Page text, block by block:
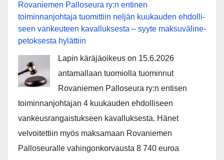
Rovaniemen Palloseura ry:n entinen
toiminnanjohtaja tuo­mit­tiin neljän kuu­kau­den eh­dol­li­
seen van­keu­teen ka­val­luk­ses­ta – syyte mak­su­vä­li­ne­
pe­tok­ses­ta hy­lät­tiin
Lapin käräjäoikeus on 15.6.2026
antamallaan tuomiolla tuominnut
Rovaniemen Palloseura ry:n entisen
toiminnanjohtajan 4 kuukauden ehdolliseen
vankeusrangaistukseen kavalluksesta. Hänet
velvoitettiin myös maksamaan Rovaniemen
Palloseuralle vahingonkorvausta 8 740 euroa